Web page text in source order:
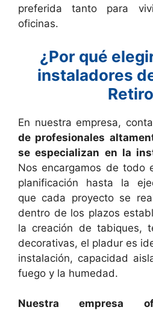
preferida tanto para
oficinas.
¿Por qué
instaladores
En nuestra empresa,
de profesionales
se especializan en la
Nos encargamos de todo
planificación hasta la
que cada proyecto se
dentro de los plazos
la creación de tabiques,
decorativas, el pladur es
instalación, capacidad
fuego y la humedad.
Nuestra empresa